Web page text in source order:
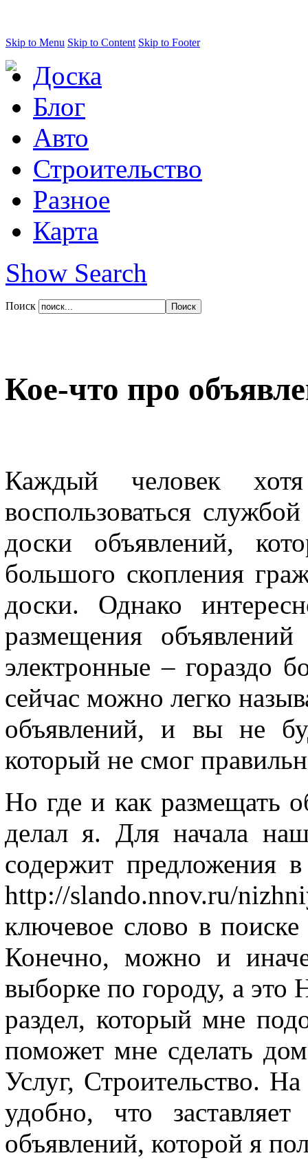
Skip to Menu Skip to Content Skip to Footer
Доска
Блог
Авто
Строительство
Разное
Карта
Show Search
Поиск
Кое-что про
Каждый человек
воспользоваться
доски объявлений,
большого скопления
доски. Однако
размещения
электронные – гораздо
сейчас можно легко
объявлений, и вы не
который не смог
Но где и как размещать
делал я. Для начала
содержит предложения
http://slando.nnov.ru/
ключевое слово в
Конечно, можно и
выборке по городу, а это
раздел, который мне
поможет мне сделать
Услуг, Строительство.
удобно, что
объявлений, которой я